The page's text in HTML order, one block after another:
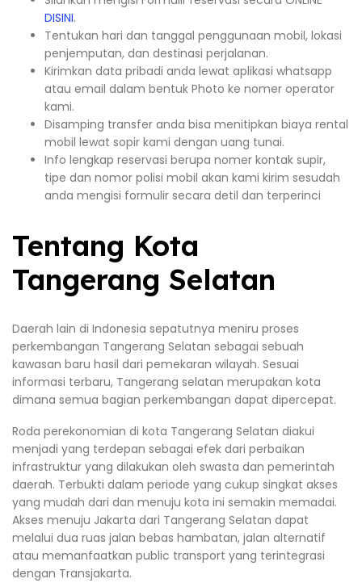
DISINI.
Tentukan hari dan tanggal penggunaan mobil, lokasi
penjemputan, dan destinasi perjalanan.
Kirimkan data pribadi anda lewat aplikasi whatsapp
atau email dalam bentuk Photo ke nomer operator
kami.
Disamping transfer anda bisa menitipkan biaya rental
mobil lewat sopir kami dengan uang tunai.
Info lengkap reservasi berupa nomer kontak supir,
tipe dan nomor polisi mobil akan kami kirim sesudah
anda mengisi formulir secara detil dan terperinci
Tentang Kota
Tangerang Selatan
Daerah lain di Indonesia sepatutnya meniru proses
perkembangan Tangerang Selatan sebagai sebuah
kawasan baru hasil dari pemekaran wilayah. Sesuai
informasi terbaru, Tangerang selatan merupakan kota
dimana semua bagian perkembangan dapat dipercepat.
Roda perekonomian di kota Tangerang Selatan diakui
menjadi yang terdepan sebagai efek dari perbaikan
infrastruktur yang dilakukan oleh swasta dan pemerintah
daerah. Terbukti dalam periode yang cukup singkat akses
yang mudah dari dan menuju kota ini semakin memadai.
Akses menuju Jakarta dari Tangerang Selatan dapat
melalui dua ruas jalan bebas hambatan, jalan alternatif
atau memanfaatkan public transport yang terintegrasi
dengan Transjakarta.